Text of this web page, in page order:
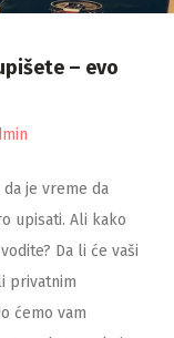
– evo
je vreme da
upisati. Ali kako
Da li će vaši
privatnim
ćemo vam